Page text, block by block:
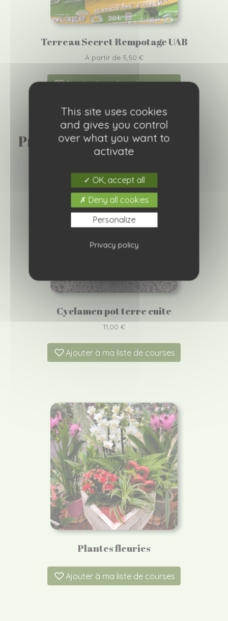
Terreau Secret Rempotage UAB
À partir de 5,50 €
Ajouter à ma liste de courses
Produits similaires
Cyclamen pot terre cuite
11,00 €
Ajouter à ma liste de courses
Plantes fleuries
Ajouter à ma liste de courses
This site uses cookies
and gives you control
over what you want to
activate
OK, accept all
Deny all cookies
Personalize
Privacy policy